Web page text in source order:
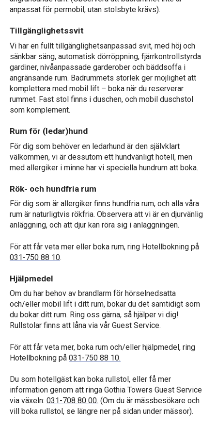
anpassat för permobil, utan stolsbyte krävs).
Tillgänglighetssvit
Vi har en fullt tillgänglighetsanpassad svit, med höj och
sänkbar säng, automatisk dörröppning, fjärrkontrollstyrda
gardiner, nivåanpassade garderober och bäddsoffa i
angränsande rum. Badrummets storlek ger möjlighet att
komplettera med mobil lift – boka när du reserverar
rummet. Fast stol finns i duschen, och mobil duschstol
som komplement.
Rum för (ledar)hund
För dig som behöver en ledarhund är den självklart
välkommen, vi är dessutom ett hundvänligt hotell, men
med allergiker i minne har vi speciella hundrum att boka.
Rök- och hundfria rum
För dig som är allergiker finns hundfria rum, och alla våra
rum är naturligtvis rökfria. Observera att vi är en djurvänlig
anläggning, och att djur kan röra sig i anläggningen.
För att får veta mer eller boka rum, ring Hotellbokning på
031-750 88 10.
Hjälpmedel
Om du har behov av brandlarm för hörselnedsatta
och/eller mobil lift i ditt rum, bokar du det samtidigt som
du bokar ditt rum. Ring oss gärna, så hjälper vi dig!
Rullstolar finns att låna via vår Guest Service.
För att får veta mer, boka rum och/eller hjälpmedel, ring
Hotellbokning på 031-750 88 10.
Du som hotellgäst kan boka rullstol, eller få mer
information genom att ringa Gothia Towers Guest Service
via växeln: 031-708 80 00. (Om du är mässbesökare och
vill boka rullstol, se längre ner på sidan under mässor).